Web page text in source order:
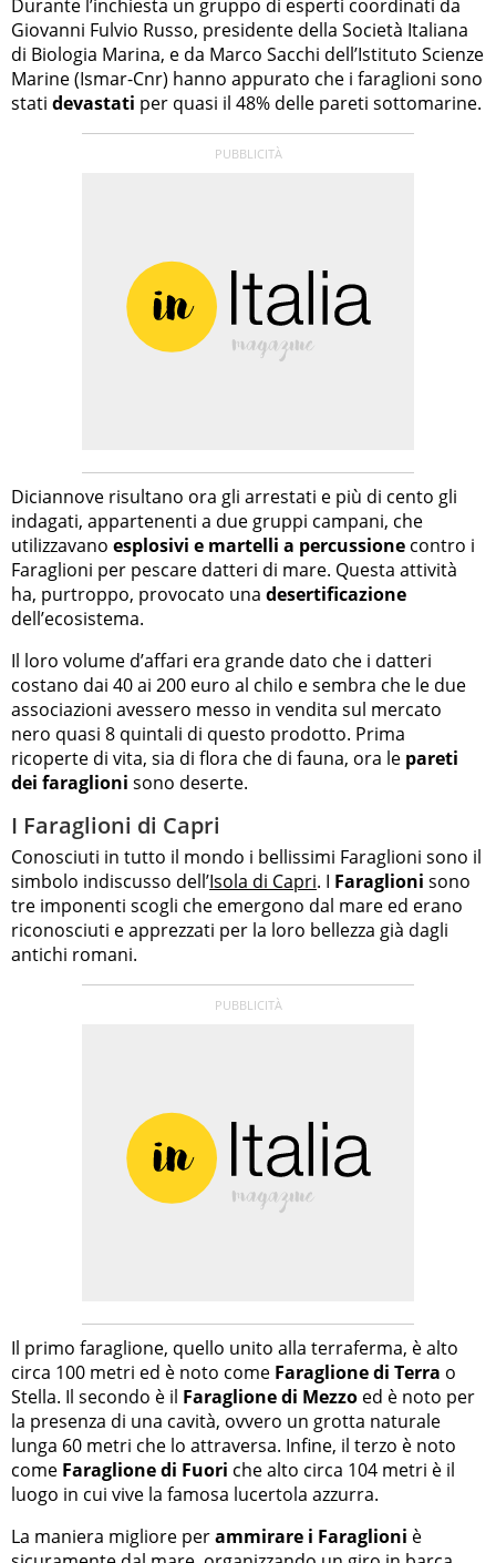
Durante l’inchiesta un gruppo di esperti coordinati da
Giovanni Fulvio Russo, presidente della Società Italiana
di Biologia Marina, e da Marco Sacchi dell’Istituto Scienze
Marine (Ismar-Cnr) hanno appurato che i faraglioni sono
stati devastati per quasi il 48% delle pareti sottomarine.
Diciannove risultano ora gli arrestati e più di cento gli
indagati, appartenenti a due gruppi campani, che
utilizzavano esplosivi e martelli a percussione contro i
Faraglioni per pescare datteri di mare. Questa attività
ha, purtroppo, provocato una desertificazione
dell’ecosistema.
Il loro volume d’affari era grande dato che i datteri
costano dai 40 ai 200 euro al chilo e sembra che le due
associazioni avessero messo in vendita sul mercato
nero quasi 8 quintali di questo prodotto. Prima
ricoperte di vita, sia di flora che di fauna, ora le pareti
dei faraglioni sono deserte.
I Faraglioni di Capri
Conosciuti in tutto il mondo i bellissimi Faraglioni sono il
simbolo indiscusso dell’Isola di Capri. I Faraglioni sono
tre imponenti scogli che emergono dal mare ed erano
riconosciuti e apprezzati per la loro bellezza già dagli
antichi romani.
Il primo faraglione, quello unito alla terraferma, è alto
circa 100 metri ed è noto come Faraglione di Terra o
Stella. Il secondo è il Faraglione di Mezzo ed è noto per
la presenza di una cavità, ovvero un grotta naturale
lunga 60 metri che lo attraversa. Infine, il terzo è noto
come Faraglione di Fuori che alto circa 104 metri è il
luogo in cui vive la famosa lucertola azzurra.
La maniera migliore perammirare i Faraglioni è